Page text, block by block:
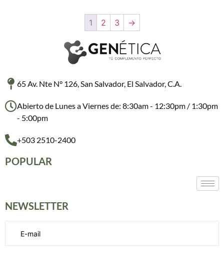
1 2 3 →
65 Av. Nte N° 126, San Salvador, El Salvador, C.A.
Abierto de Lunes a Viernes de: 8:30am - 12:30pm / 1:30pm
- 5:00pm
+503 2510-2400
POPULAR
NEWSLETTER